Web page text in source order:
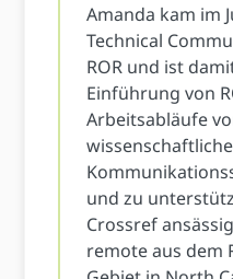
Amanda kam im
Technical
ROR und ist
Einführung von
Arbeitsabläufe
und zu
Crossref
remote aus dem